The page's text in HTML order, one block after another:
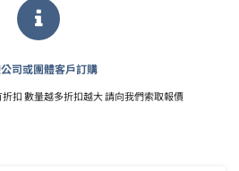
司或團體客戶訂購
扣 數量越多折扣越大 請向我們索取報價